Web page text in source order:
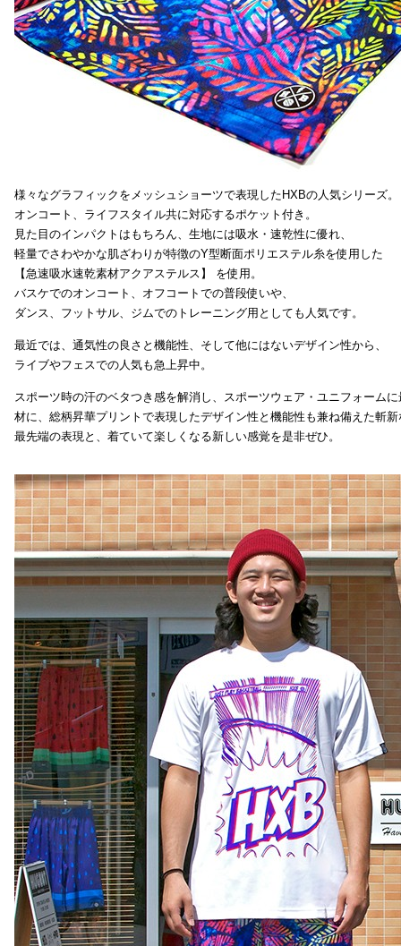
様々なグラフィックをメッシュショーツで表現したHXBの人気シリーズ。
オンコート、ライフスタイル共に対応するポケット付き。
見た目のインパクトはもちろん、生地には吸水・速乾性に優れ、
軽量でさわやかな肌ざわりが特徴のY型断面ポリエステル糸を使用した
【急速吸水速乾素材アクアステルス】 を使用。
バスケでのオンコート、オフコートでの普段使いや、
ダンス、フットサル、ジムでのトレーニング用としても人気です。
最近では、通気性の良さと機能性、そして他にはないデザイン性から、
ライブやフェスでの人気も急上昇中。
スポーツ時の汗のベタつき感を解消し、スポーツウェア・ユニフォーム
材に、総柄昇華プリントで表現したデザイン性と機能性も兼ね備えた斬
最先端の表現と、着ていて楽しくなる新しい感覚を是非ぜひ。